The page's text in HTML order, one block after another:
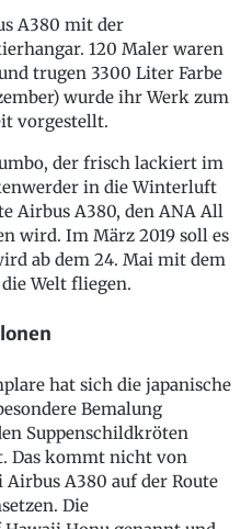
A380 mit der
120 Maler waren
trugen 3300 Liter Farbe
wurde ihr Werk zum
vorgestellt.
der frisch lackiert im
in die Winterluft
Airbus A380, den ANA All
wird. Im März 2019 soll es
ab dem 24. Mai mit dem
Welt fliegen.
hat sich die japanische
Bemalung
Suppenschildkröten
Das kommt nicht von
A380 auf der Route
Die